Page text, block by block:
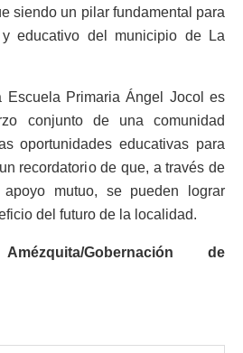
siendo un pilar fundamental para
educativo del municipio de La
Escuela Primaria Ángel Jocol es
conjunto de una comunidad
oportunidades educativas para
recordatorio de que, a través de
mutuo, se pueden lograr
del futuro de la localidad.
Gobernación de